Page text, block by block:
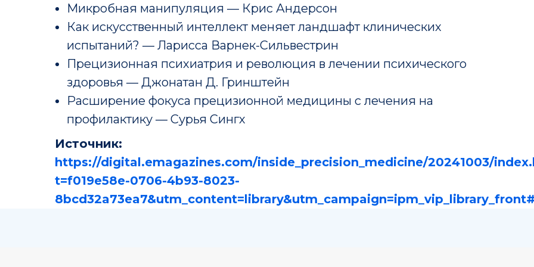
Микробная манипуляция — Крис Андерсон
Как искусственный интеллект меняет ландшафт клинических
испытаний? — Ларисса Варнек-Сильвестрин
Прецизионная психиатрия и революция в лечении психического
здоровья — Джонатан Д. Гринштейн
Расширение фокуса прецизионной медицины с лечения на
профилактику — Сурья Сингх
Источник:
https://digital.emagazines.com/inside_precision_medicine/20241003/
t=f019e58e-0706-4b93-8023-
Журнал
Руководство
Совет Российской академии наук
по персонализированной медицине